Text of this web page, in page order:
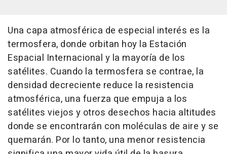
Una capa atmosférica de especial interés es la
termosfera, donde orbitan hoy la Estación
Espacial Internacional y la mayoría de los
satélites. Cuando la termosfera se contrae, la
densidad decreciente reduce la resistencia
atmosférica, una fuerza que empuja a los
satélites viejos y otros desechos hacia altitudes
donde se encontrarán con moléculas de aire y se
quemarán. Por lo tanto, una menor resistencia